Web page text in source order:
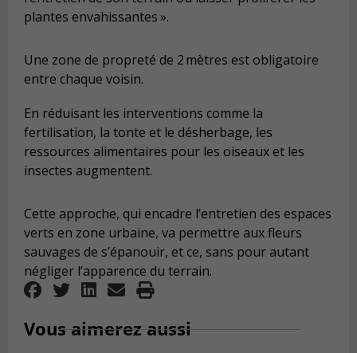
plantes envahissantes».
Une zone de propreté de 2 mètres est obligatoire
entre chaque voisin.
En réduisant les interventions comme la
fertilisation, la tonte et le désherbage, les
ressources alimentaires pour les oiseaux et les
insectes augmentent.
Cette approche, qui encadre l’entretien des espaces
verts en zone urbaine, va permettre aux fleurs
sauvages de s’épanouir, et ce, sans pour autant
négliger l’apparence du terrain.
Vous aimerez aussi